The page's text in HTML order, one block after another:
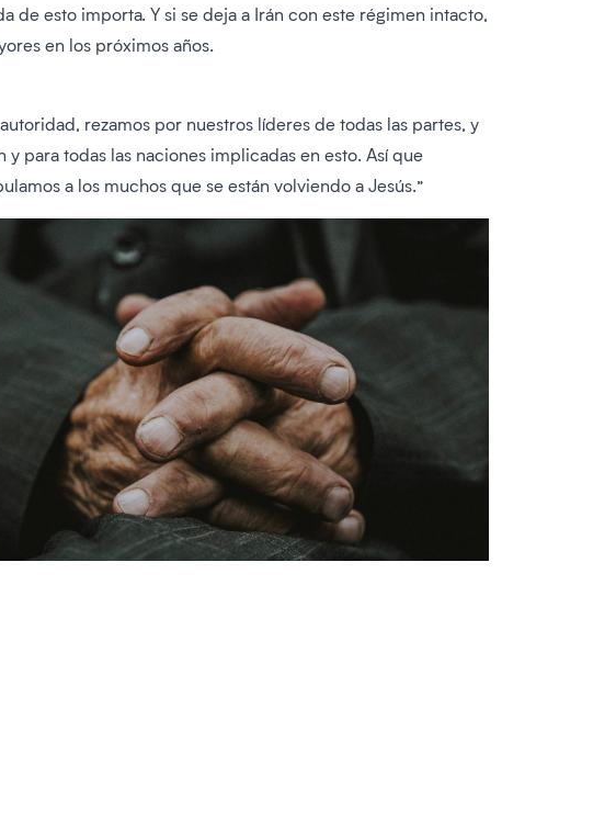
esto importa. Y si se deja a Irán con este régimen intacto,
en los próximos años.
rezamos por nuestros líderes de todas las partes, y
para todas las naciones implicadas en esto. Así que
a los muchos que se están volviendo a Jesús.”